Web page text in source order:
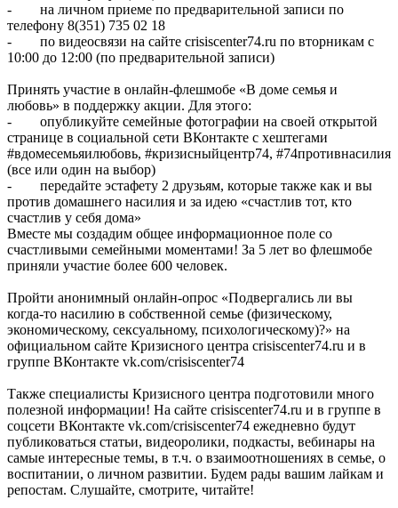
- на личном приеме по предварительной записи по
телефону 8(351) 735 02 18
- по видеосвязи на сайте crisiscenter74.ru по вторникам с
10:00 до 12:00 (по предварительной записи)
Принять участие в онлайн-флешмобе «В доме семья и
любовь» в поддержку акции. Для этого:
- опубликуйте семейные фотографии на своей открытой
странице в социальной сети ВКонтакте с хештегами
#вдомесемьяилюбовь, #кризисныйцентр74, #74противнасилия
(все или один на выбор)
- передайте эстафету 2 друзьям, которые также как и вы
против домашнего насилия и за идею «счастлив тот, кто
счастлив у себя дома»
Вместе мы создадим общее информационное поле со
счастливыми семейными моментами! За 5 лет во флешмобе
приняли участие более 600 человек.
Пройти анонимный онлайн-опрос «Подвергались ли вы
когда-то насилию в собственной семье (физическому,
экономическому, сексуальному, психологическому)?» на
официальном сайте Кризисного центра crisiscenter74.ru и в
группе ВКонтакте vk.com/crisiscenter74
Также специалисты Кризисного центра подготовили много
полезной информации! На сайте crisiscenter74.ru и в группе в
соцсети ВКонтакте vk.com/crisiscenter74 ежедневно будут
публиковаться статьи, видеоролики, подкасты, вебинары на
самые интересные темы, в т.ч. о взаимоотношениях в семье, о
воспитании, о личном развитии. Будем рады вашим лайкам и
репостам. Слушайте, смотрите, читайте!